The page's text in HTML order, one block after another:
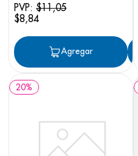
PVP: $11,05
$8,84
Agregar
20%